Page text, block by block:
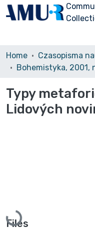
Home
Bohemistyka, 2001,
Typy
Lidových
Loading...
Files